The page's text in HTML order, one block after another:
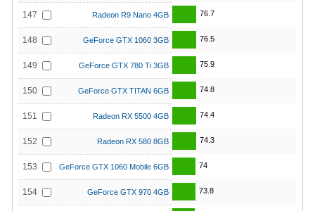
147 Radeon R9 Nano 4GB 76.7
148 GeForce GTX 1060 3GB 76.5
149 GeForce GTX 780 Ti 3GB 75.9
150 GeForce GTX TITAN 6GB 74.8
151 Radeon RX 5500 4GB 74.4
152 Radeon RX 580 8GB 74.3
153 GeForce GTX 1060 Mobile 6GB 74
154 GeForce GTX 970 4GB 73.8